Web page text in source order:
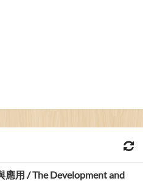
應用 / The Development and